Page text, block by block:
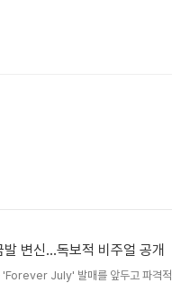
변신…독보적 비주얼 공개
'Forever July' 발매를 앞두고 파격적